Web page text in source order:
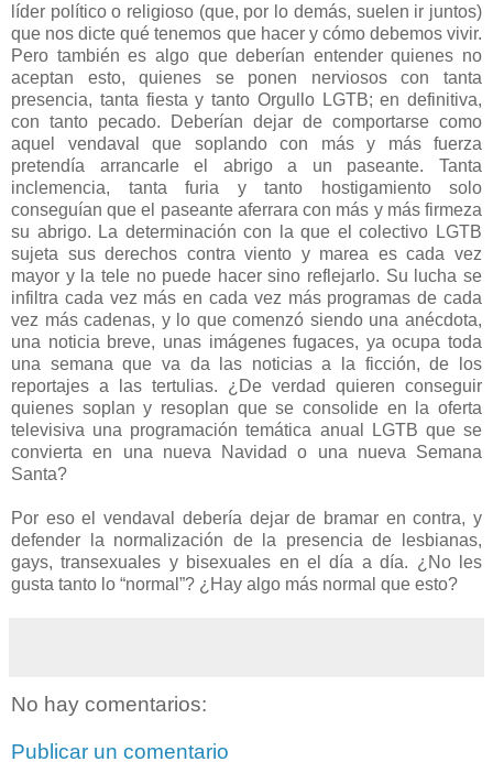
líder político o religioso (que, por lo demás, suelen ir juntos)
que nos dicte qué tenemos que hacer y cómo debemos vivir.
Pero también es algo que deberían entender quienes no
aceptan esto, quienes se ponen nerviosos con tanta
presencia, tanta fiesta y tanto Orgullo LGTB; en definitiva,
con tanto pecado. Deberían dejar de comportarse como
aquel vendaval que soplando con más y más fuerza
pretendía arrancarle el abrigo a un paseante. Tanta
inclemencia, tanta furia y tanto hostigamiento solo
conseguían que el paseante aferrara con más y más firmeza
su abrigo. La determinación con la que el colectivo LGTB
sujeta sus derechos contra viento y marea es cada vez
mayor y la tele no puede hacer sino reflejarlo. Su lucha se
infiltra cada vez más en cada vez más programas de cada
vez más cadenas, y lo que comenzó siendo una anécdota,
una noticia breve, unas imágenes fugaces, ya ocupa toda
una semana que va da las noticias a la ficción, de los
reportajes a las tertulias. ¿De verdad quieren conseguir
quienes soplan y resoplan que se consolide en la oferta
televisiva una programación temática anual LGTB que se
convierta en una nueva Navidad o una nueva Semana
Santa?
Por eso el vendaval debería dejar de bramar en contra, y
defender la normalización de la presencia de lesbianas,
gays, transexuales y bisexuales en el día a día. ¿No les
gusta tanto lo “normal”? ¿Hay algo más normal que esto?
No hay comentarios:
Publicar un comentario